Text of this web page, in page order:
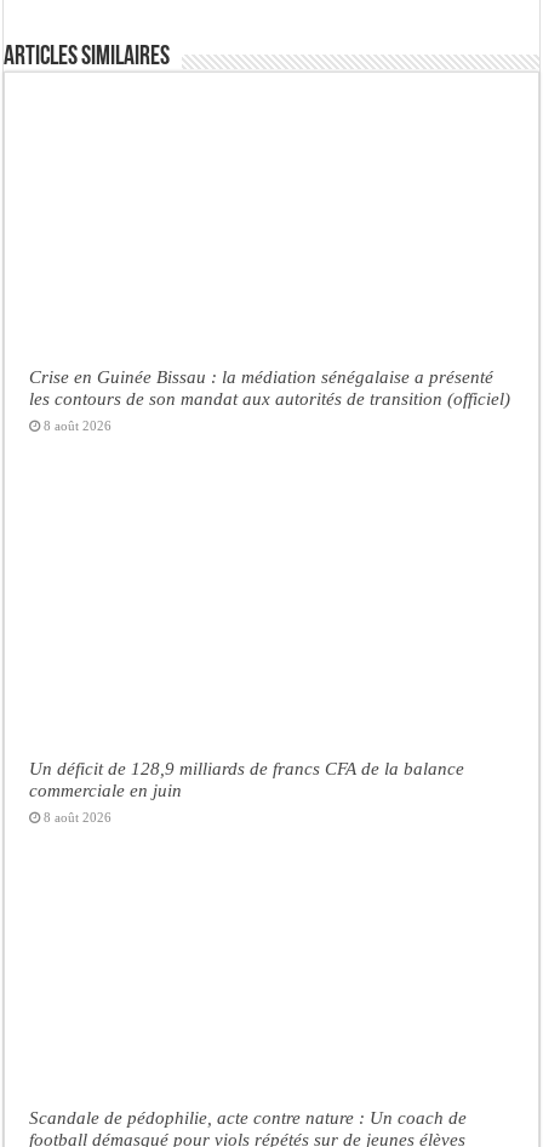
Articles similaires
Crise en Guinée Bissau : la médiation sénégalaise a présenté
les contours de son mandat aux autorités de transition (officiel)
8 août 2026
Un déficit de 128,9 milliards de francs CFA de la balance
commerciale en juin
8 août 2026
Scandale de pédophilie, acte contre nature : Un coach de
football démasqué pour viols répétés sur de jeunes élèves